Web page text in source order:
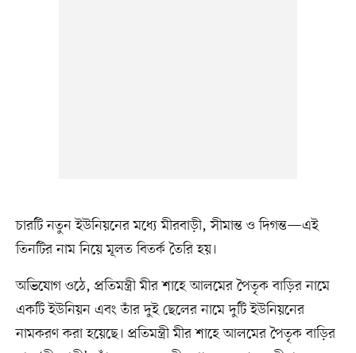
চারটি নতুন ইউনিয়নের মধ্যে মীরবাড়ী, সীমান্ত ও দিগন্ত—এই
তিনটির নাম নিয়ে মূলত বিতর্ক তৈরি হয়।
অভিযোগ ওঠে, প্রতিমন্ত্রী মীর শাহে আলমের পৈতৃক বাড়ির নামে
একটি ইউনিয়ন এবং তাঁর দুই ছেলের নামে দুটি ইউনিয়নের
নামকরণ করা হয়েছে। প্রতিমন্ত্রী মীর শাহে আলমের পৈতৃক বাড়ির